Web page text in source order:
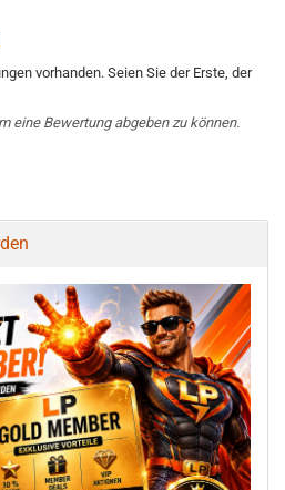
vorhanden. Seien Sie der Erste, der
eine Bewertung abgeben zu können.